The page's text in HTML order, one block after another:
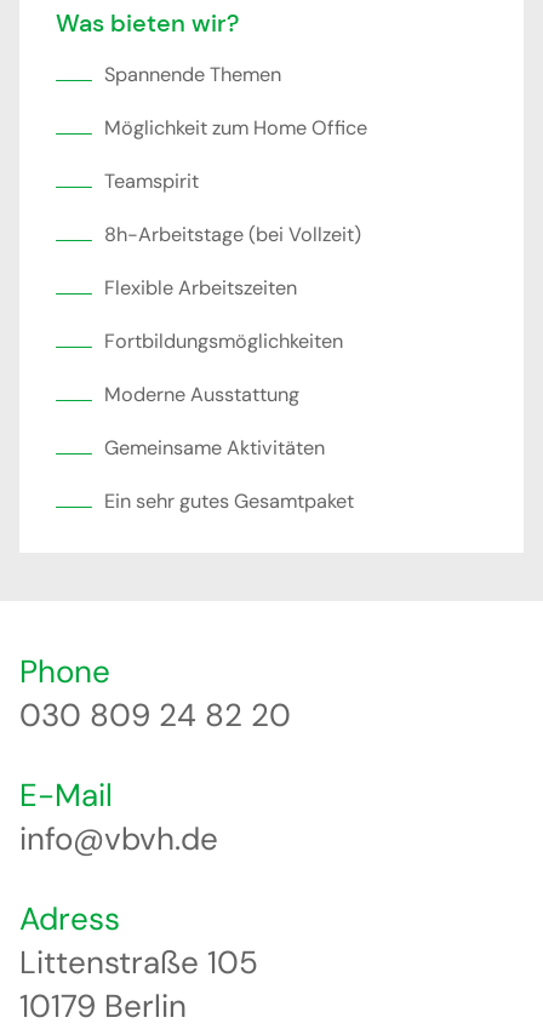
Was bieten wir?
Spannende Themen
Möglichkeit zum Home Office
Teamspirit
8h-Arbeitstage (bei Vollzeit)
Flexible Arbeitszeiten
Fortbildungsmöglichkeiten
Moderne Ausstattung
Gemeinsame Aktivitäten
Ein sehr gutes Gesamtpaket
Phone
030 809 24 82 20
E-Mail
info@vbvh.de
Adress
Littenstraße 105
10179 Berlin